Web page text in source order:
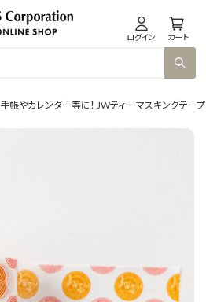
ログイン カート
手帳やカレンダー等に！ JWティー マスキングテープ